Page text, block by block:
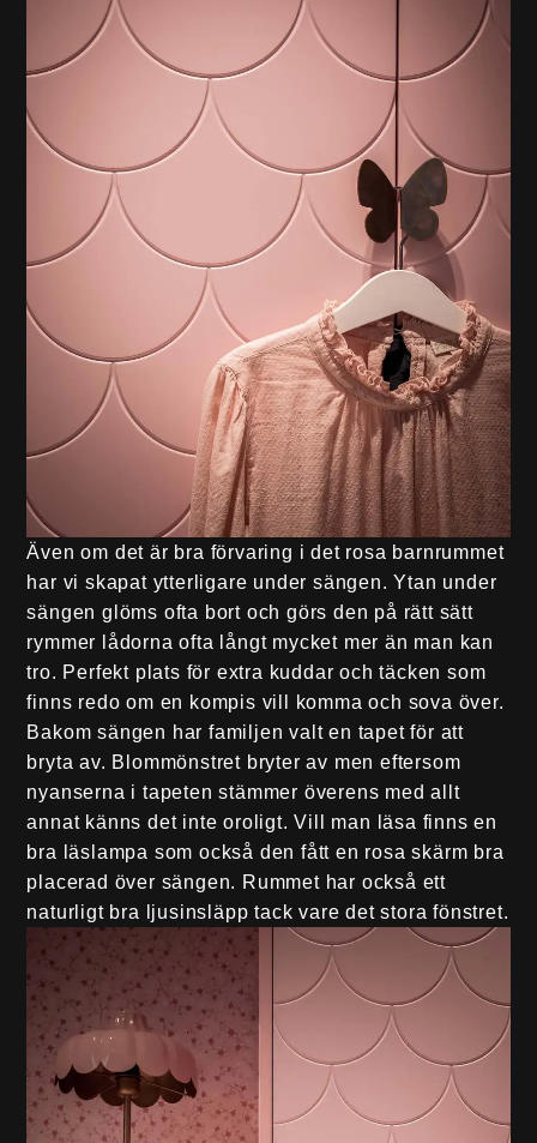
Även om det är bra förvaring i det rosa barnrummet
har vi skapat ytterligare under sängen. Ytan under
sängen glöms ofta bort och görs den på rätt sätt
rymmer lådorna ofta långt mycket mer än man kan
tro. Perfekt plats för extra kuddar och täcken som
finns redo om en kompis vill komma och sova över.
Bakom sängen har familjen valt en tapet för att
bryta av. Blommönstret bryter av men eftersom
nyanserna i tapeten stämmer överens med allt
annat känns det inte oroligt. Vill man läsa finns en
bra läslampa som också den fått en rosa skärm bra
placerad över sängen. Rummet har också ett
naturligt bra ljusinsläpp tack vare det stora fönstret.